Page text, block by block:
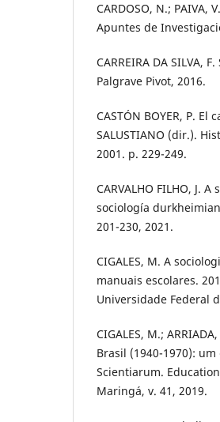
CARDOSO, N.;
Apuntes de
CARREIRA DA SILVA,
Palgrave Pivot, 2016.
CASTÓN BOYER, P.
SALUSTIANO (dir.).
2001. p. 229-249.
CARVALHO FILHO, J.
sociología
201-230, 2021.
CIGALES, M. A
manuais escolares.
Universidade Federal
CIGALES, M.;
Brasil (1940-1970):
Scientiarum.
Maringá, v. 41, 2019.